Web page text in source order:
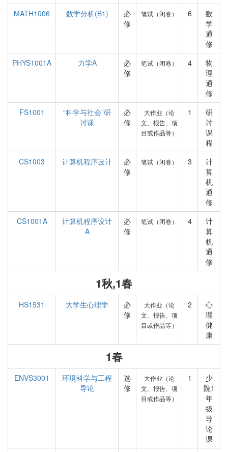
MATH1006 数学分析(B1)
必
修
笔试（闭卷） 6
数
学
通
修
PHYS1001A
力学A
必
修
笔试（闭卷） 4
物
理
通
修
FS1001
“科学与社会”研
讨课
必
修
大作业（论
文、报告、项
目或作品等）
1
研
讨
课
程
CS1003
计算机程序设计
必
修
笔试（闭卷） 3
计
算
机
通
修
CS1001A
计算机程序设计
A
必
修
笔试（闭卷） 4
计
算
机
通
修
1秋,1春
HS1531 大学生心理学
必
修
大作业（论
文、报告、项
目或作品等）
2
心
理
健
康
1春
ENVS3001
环境科学与工程
导论
选
修
大作业（论
文、报告、项
目或作品等）
1
少
院1
年
级
导
论
课